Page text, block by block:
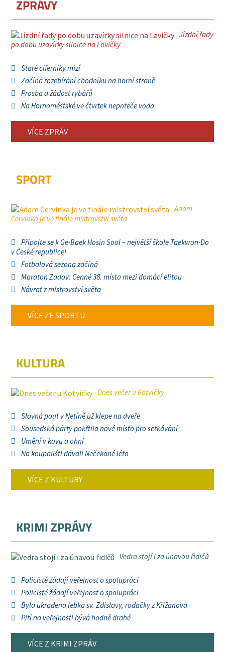
ZPRÁVY
Jízdní řady
po dobu uzavírky silnice na Lavičky
Staré ciferníky mizí
Začíná rozebírání chodníku na horní straně
Prosba a žádost rybářů
Na Hornoměstské ve čtvrtek nepoteče voda
VÍCE ZPRÁV
SPORT
Adam
Červinka je ve finále mistrovství světa
Připojte se k Ge-Baek Hosin Sool – největší škole Taekwon-Do
v České republice!
Fotbalová sezona začíná
Maraton Zadov: Cenné 38. místo mezi domácí elitou
Návrat z mistrovství světa
VÍCE ZE SPORTU
KULTURA
Dnes večer u Kotvičky
Slavná pouť v Netíně už klepe na dveře
Sousedská párty pokřtila nové místo pro setkávání
Umění v kovu a ohni
Na koupališti dávali Nečekané léto
VÍCE Z KULTURY
KRIMI ZPRÁVY
Vedra stojí i za únavou řidičů
Policisté žádají veřejnost o spolupráci
Policisté žádají veřejnost o spolupráci
Byla ukradena lebka sv. Zdislavy, rodačky z Křižanova
Pití na veřejnosti bývá hodně drahé
VÍCE Z KRIMI ZPRÁV